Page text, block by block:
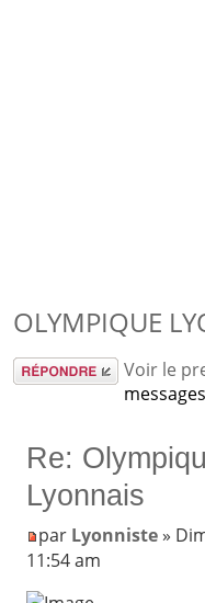
OLYMPIQUE
Répondre Voir le
Re:
Lyonnais
par Lyonniste»
11:54 am